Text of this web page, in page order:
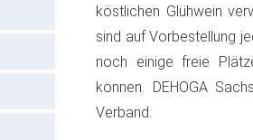
köstlichen Glühwein
sind auf Vorbestellung
noch einige freie
können. DEHOGA
Verband.